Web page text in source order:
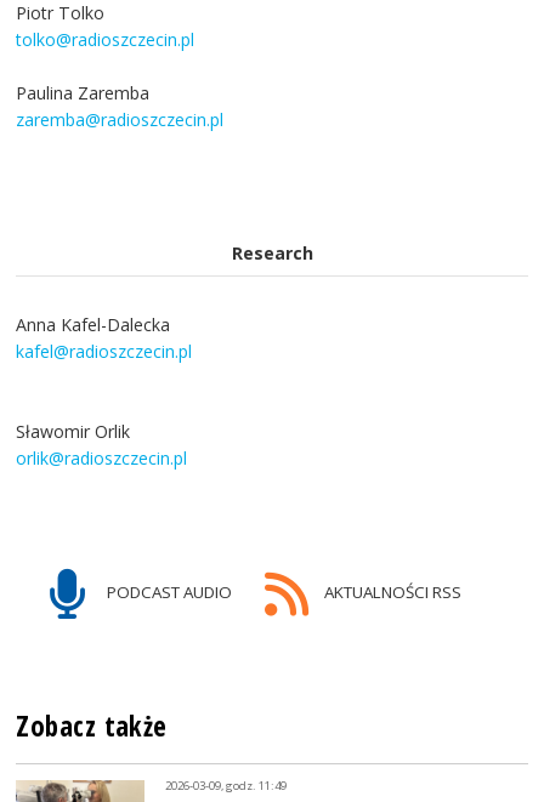
Piotr Tolko
tolko@radioszczecin.pl
Paulina Zaremba
zaremba@radioszczecin.pl
Research
Anna Kafel-Dalecka
kafel@radioszczecin.pl
Sławomir Orlik
orlik@radioszczecin.pl
PODCAST AUDIO AKTUALNOŚCI RSS
Zobacz także
2026-03-09, godz. 11:49